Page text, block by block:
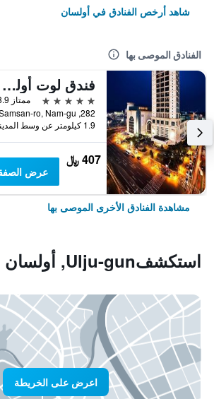
شاهد أرخص الفنادق في أولسان
الفنادق الموصى بها
فندق لوت أولسان
5 نجوم
ممتاز 8.9
1.9 كيلومتر عن وسط المدينة
407 ﷼
عرض
مشاهدة الفنادق الأخرى الموصى بها
استكشفUlju-gun, أولسان
اعرض على الخريطة